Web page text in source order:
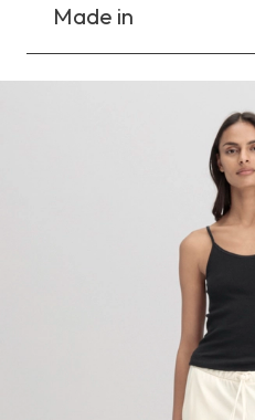
Made in